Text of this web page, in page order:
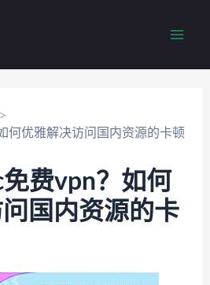
何优雅解决访问国内资源的卡顿
费vpn？如何
国内资源的卡